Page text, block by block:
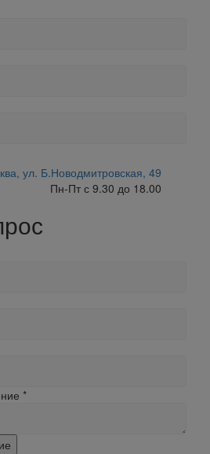
ул. Б.Новодмитровская, 49
Пн-Пт с 9.30 до 18.00
*